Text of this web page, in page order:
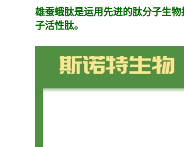
雄蚕蛾肽是运用先进的肽分子生
子活性肽。